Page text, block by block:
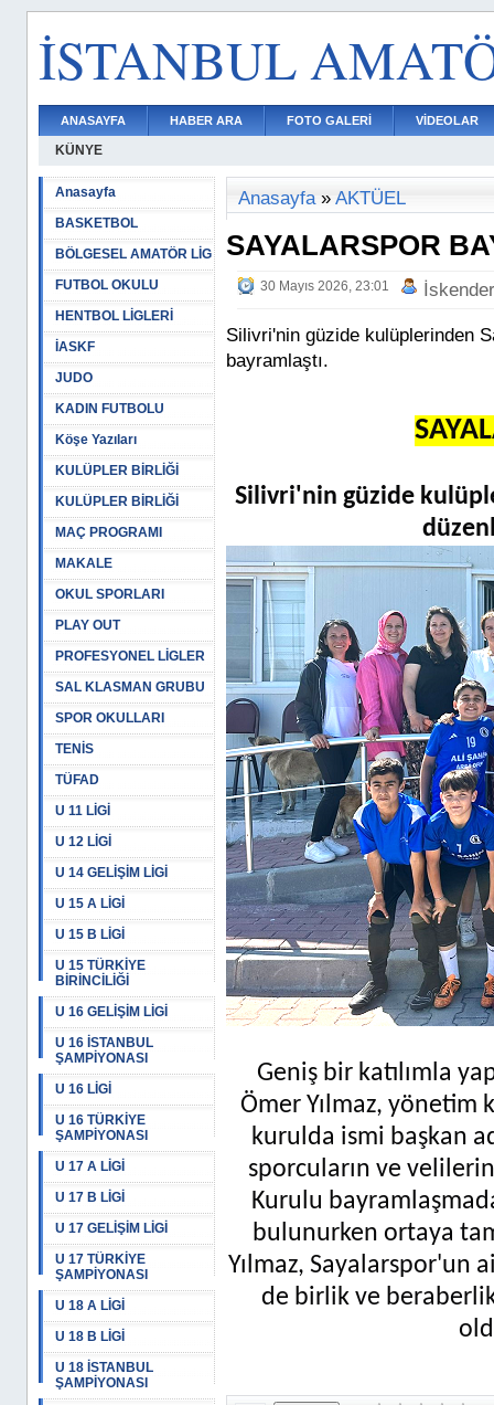
İSTANBUL
ANASAYFA HABER ARA FOTO GALERİ VİDEOLAR
KÜNYE
Anasayfa
BASKETBOL
BÖLGESEL AMATÖR LİG
FUTBOL OKULU
HENTBOL LİGLERİ
İASKF
JUDO
KADIN FUTBOLU
Köşe Yazıları
KULÜPLER BİRLİĞİ
KULÜPLER BİRLİĞİ
MAÇ PROGRAMI
MAKALE
OKUL SPORLARI
PLAY OUT
PROFESYONEL LİGLER
SAL KLASMAN GRUBU
SPOR OKULLARI
TENİS
TÜFAD
U 11 LİGİ
U 12 LİGİ
U 14 GELİŞİM LİGİ
U 15 A LİGİ
U 15 B LİGİ
U 15 TÜRKİYE
BİRİNCİLİĞİ
U 16 GELİŞİM LİGİ
U 16 İSTANBUL
ŞAMPİYONASI
U 16 LİGİ
U 16 TÜRKİYE
ŞAMPİYONASI
U 17 A LİGİ
U 17 B LİGİ
U 17 GELİŞİM LİGİ
U 17 TÜRKİYE
ŞAMPİYONASI
U 18 A LİGİ
U 18 B LİGİ
U 18 İSTANBUL
ŞAMPİYONASI
Anasayfa» AKTÜEL
SAYALARSPOR
30 Mayıs 2026, 23:01
Silivri'nin güzide kulüplerinden
bayramlaştı.
Silivri'nin güzide
Geniş bir katılımla
Ömer Yılmaz, yönetim
kurulda ismi başkan
sporcuların ve
Kurulu
bulunurken ortaya
Yılmaz,
de birlik ve